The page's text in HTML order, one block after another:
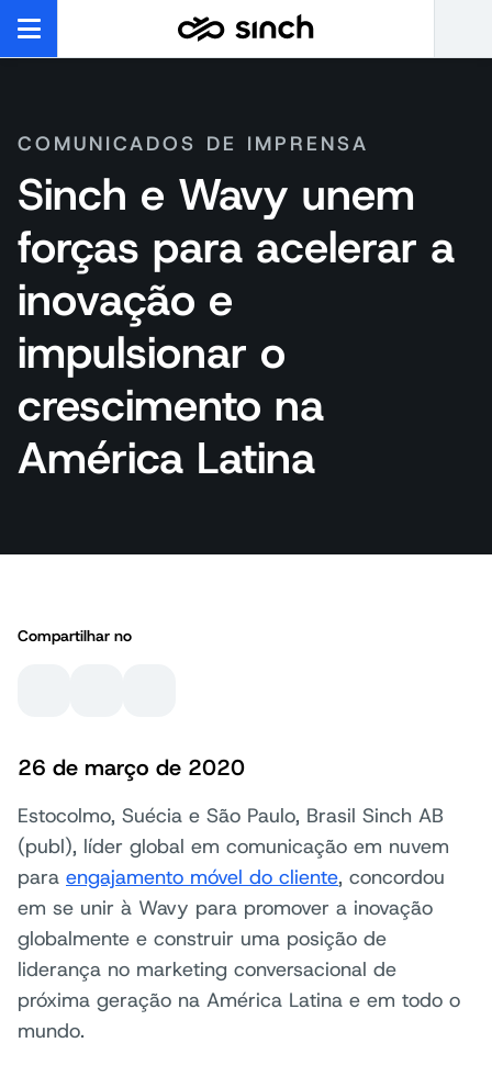
COMUNICADOS DE IMPRENSA
Sinch e Wavy unem
forças para acelerar a
inovação e
impulsionar o
crescimento na
América Latina
Compartilhar no
26 de março de 2020
Estocolmo, Suécia e São Paulo, Brasil Sinch AB
(publ), líder global em comunicação em nuvem
para engajamento móvel do cliente, concordou
em se unir à Wavy para promover a inovação
globalmente e construir uma posição de
liderança no marketing conversacional de
próxima geração na América Latina e em todo o
mundo.